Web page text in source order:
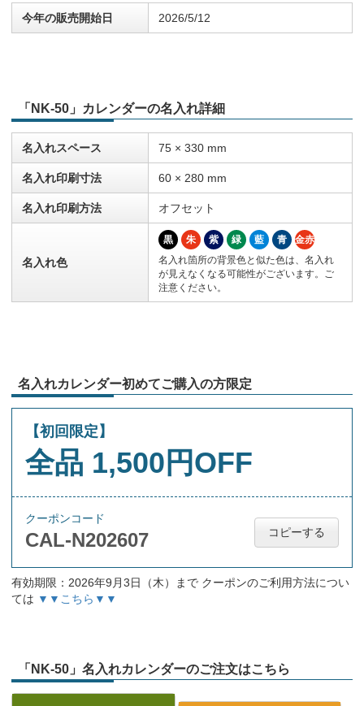
今年の販売開始日 2026/5/12
「NK-50」カレンダーの名入れ詳細
名入れスペース 75 × 330 mm
名入れ印刷寸法 60 × 280 mm
名入れ印刷方法 オフセット
名入れ色
黒 朱 紫 緑 藍 青
金赤
名入れ箇所の背景色と似た色は、名入れ
が見えなくなる可能性がございます。ご
注意ください。
名入れカレンダー初めてご購入の方限定
【初回限定】
全品 1,500円OFF
クーポンコード
CAL-N202607 コピーする
有効期限：2026年9月3日（木）まで クーポンのご利用方法につい
ては ▼▼こちら▼▼
「NK-50」名入れカレンダーのご注文はこちら